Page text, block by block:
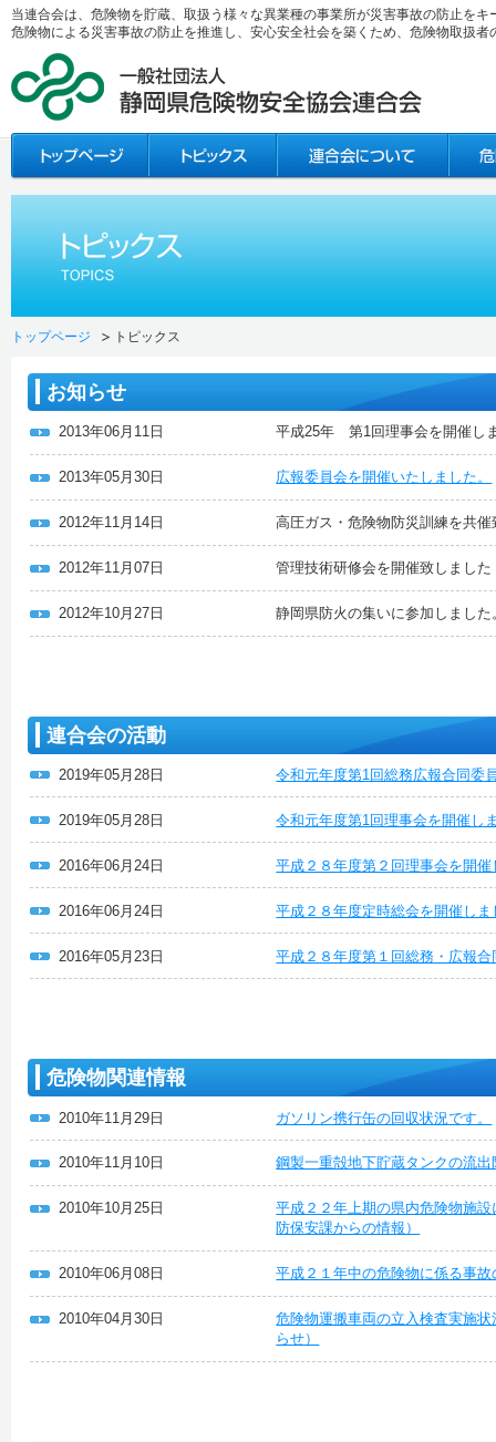
当連合会は、危険物を貯蔵、取扱う様々な異業種の事業所が災害事故の防止を
危険物による災害事故の防止を推進し、安心安全社会を築くため、危険物取扱
トップページ トピックス
お知らせ
2013年06月11日 平成25年 第1回理事会を開催し
2013年05月30日 広報委員会を開催いたしました。
2012年11月14日 高圧ガス・危険物防災訓練を共
2012年11月07日 管理技術研修会を開催致しました
2012年10月27日 静岡県防火の集いに参加しました
連合会の活動
2019年05月28日 令和元年度第1回総務広報合同委
2019年05月28日 令和元年度第1回理事会を開催し
2016年06月24日 平成２８年度第２回理事会を開催
2016年06月24日 平成２８年度定時総会を開催しま
2016年05月23日 平成２８年度第１回総務・広報
危険物関連情報
2010年11月29日 ガソリン携行缶の回収状況です。
2010年11月10日 鋼製一重殻地下貯蔵タンクの流
2010年10月25日
平成２２年上期の県内危険物施
防保安課からの情報）
2010年06月08日 平成２１年中の危険物に係る事
2010年04月30日
危険物運搬車両の立入検査実施
らせ）